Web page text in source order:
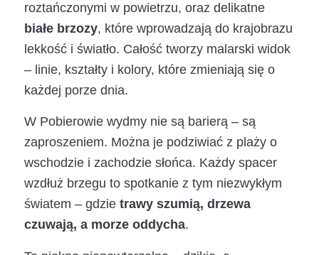
roztańczonymi w powietrzu, oraz delikatne
białe brzozy, które wprowadzają do krajobrazu
lekkość i światło. Całość tworzy malarski widok
– linie, kształty i kolory, które zmieniają się o
każdej porze dnia.
W Pobierowie wydmy nie są barierą – są
zaproszeniem. Można je podziwiać z plaży o
wschodzie i zachodzie słońca. Każdy spacer
wzdłuż brzegu to spotkanie z tym niezwykłym
światem – gdzie trawy szumią, drzewa
czuwają, a morze oddycha.